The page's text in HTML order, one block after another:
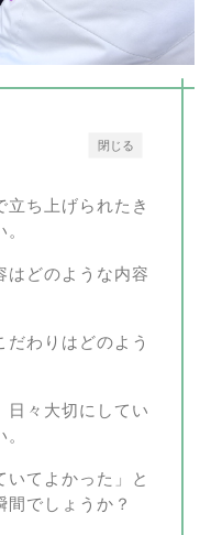
閉じる
立ち上げられたき
はどのような内容
だわりはどのよう
日々大切にしてい
いてよかった」と
間でしょうか？